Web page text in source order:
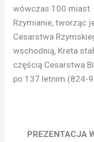
wówczas 100 miast.
Rzymianie, tworząc
Cesarstwa
wschodnią, Kreta
częścią Cesarstwa
po 137 letnim (824-
PREZENTACJA